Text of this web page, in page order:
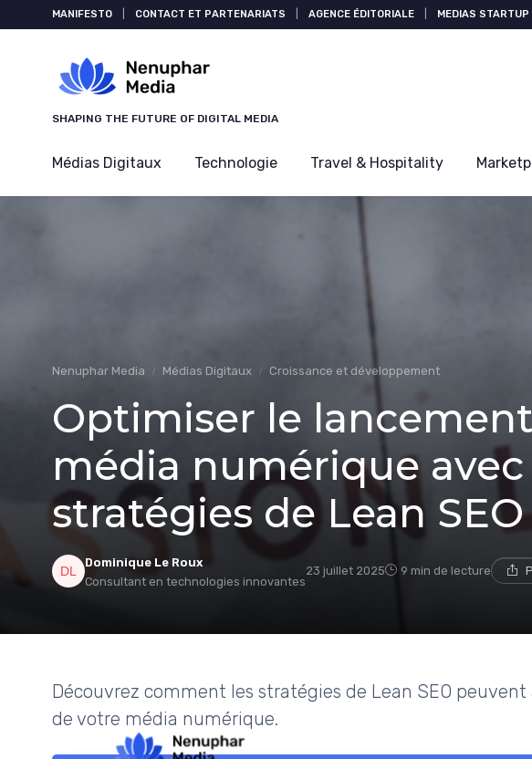
MANIFESTO CONTACT ET PARTENARIATS AGENCE ÉDITORIALE MEDIAS STARTUP
SHAPING THE FUTURE OF DIGITAL MEDIA
Médias Digitaux Technologie Travel & Hospitality
Nenuphar Media Médias Digitaux Croissance et développement
Optimiser le
média numérique avec
stratégies de Lean SEO
Dominique Le Roux
Consultant en technologies innovantes
23 juillet 2025 9 min de lecture
Découvrez comment les stratégies de Lean SEO
de votre média numérique.
Panneau de gestion des cookies